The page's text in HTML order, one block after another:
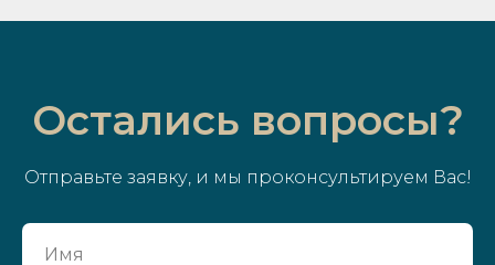
Остались вопросы?
Отправьте заявку, и мы проконсультируем Вас!